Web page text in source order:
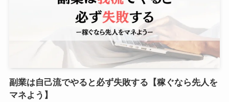
副業は自己流でやると必ず失敗する【稼ぐなら先人を
マネよう】